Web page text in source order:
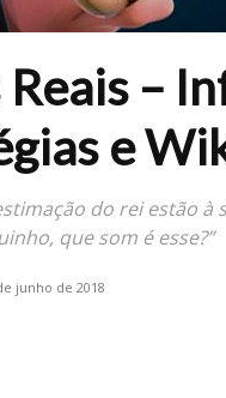
Reais –
e
do rei estão
que som é esse?”
junho de 2018